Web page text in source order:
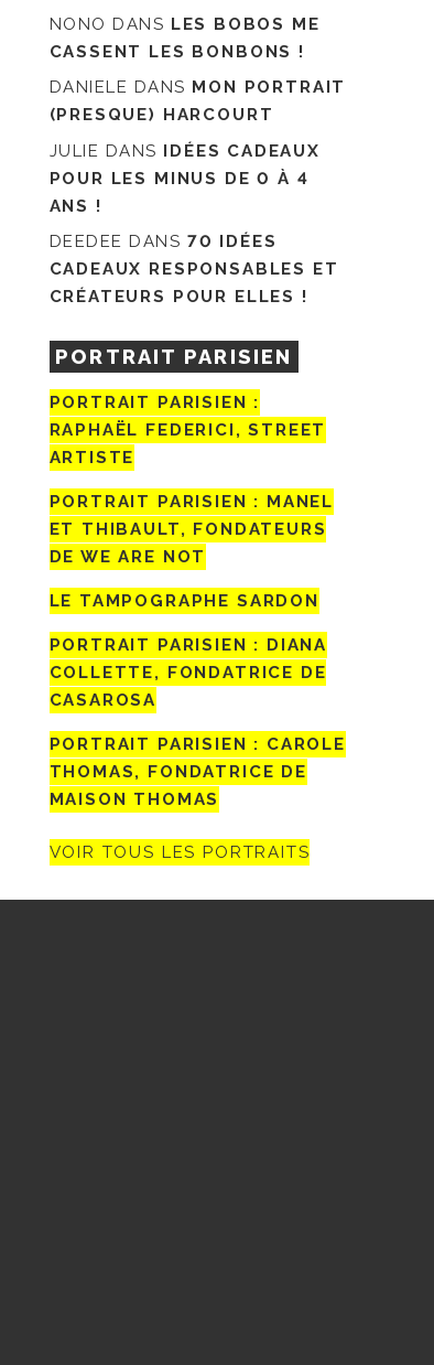
NONO DANS LES BOBOS ME
CASSENT LES BONBONS !
DANIELE DANS MON PORTRAIT
(PRESQUE) HARCOURT
JULIE DANS IDÉES CADEAUX
POUR LES MINUS DE 0 À 4
ANS !
DEEDEE DANS 70 IDÉES
CADEAUX RESPONSABLES ET
CRÉATEURS POUR ELLES !
PORTRAIT PARISIEN
PORTRAIT PARISIEN :
RAPHAËL FEDERICI, STREET
ARTISTE
PORTRAIT PARISIEN : MANEL
ET THIBAULT, FONDATEURS
DE WE ARE NOT
LE TAMPOGRAPHE SARDON
PORTRAIT PARISIEN : DIANA
COLLETTE, FONDATRICE DE
CASAROSA
PORTRAIT PARISIEN : CAROLE
THOMAS, FONDATRICE DE
MAISON THOMAS
VOIR TOUS LES PORTRAITS